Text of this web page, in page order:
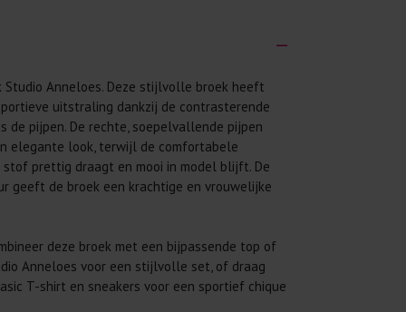
lang plezier hebben van je nieuwe kleding.
wij een aantal algemene was-tips:
even het was-etiket.
buiten. Dat beschermt de
mogelijk. Op 20 of 30 graden wassen is vaak
Studio Anneloes. Deze stijlvolle broek heeft
uitstraling dankzij de contrasterende
de pijpen. De rechte, soepelvallende pijpen
elegante look, terwijl de comfortabele
prettig draagt en mooi in model blijft. De
geeft de broek een krachtige en vrouwelijke
deze broek met een bijpassende top of
Anneloes voor een stijlvolle set, of draag
T-shirt en sneakers voor een sportief chique